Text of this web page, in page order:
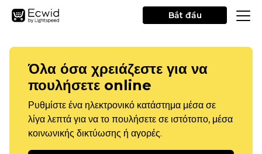
Bắt đầu
Όλα όσα χρειάζεστε για να
πουλήσετε online
Ρυθμίστε ένα ηλεκτρονικό κατάστημα μέσα σε
λίγα λεπτά για να το πουλήσετε σε ιστότοπο, μέσα
κοινωνικής δικτύωσης ή αγορές.